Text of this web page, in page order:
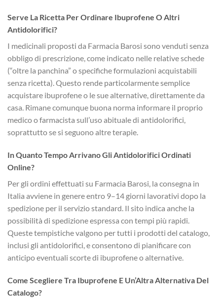
Serve La Ricetta Per Ordinare Ibuprofene O Altri
Antidolorifici?
I medicinali proposti da Farmacia Barosi sono venduti senza
obbligo di prescrizione, come indicato nelle relative schede
(“oltre la panchina” o specifiche formulazioni acquistabili
senza ricetta). Questo rende particolarmente semplice
acquistare ibuprofene o le sue alternative, direttamente da
casa. Rimane comunque buona norma informare il proprio
medico o farmacista sull’uso abituale di antidolorifici,
soprattutto se si seguono altre terapie.
In Quanto Tempo Arrivano Gli Antidolorifici Ordinati
Online?
Per gli ordini effettuati su Farmacia Barosi, la consegna in
Italia avviene in genere entro 9–14 giorni lavorativi dopo la
spedizione per il servizio standard. Il sito indica anche la
possibilità di spedizione espressa con tempi più rapidi.
Queste tempistiche valgono per tutti i prodotti del catalogo,
inclusi gli antidolorifici, e consentono di pianificare con
anticipo eventuali scorte di ibuprofene o alternative.
Come Scegliere Tra Ibuprofene E Un’Altra Alternativa Del
Catalogo?